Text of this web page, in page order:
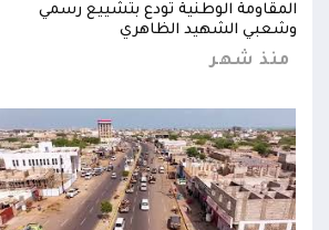
المقاومة الوطنية تودع بتشييع رسمي
وشعبي الشهيد الظاهري
منذ شهر